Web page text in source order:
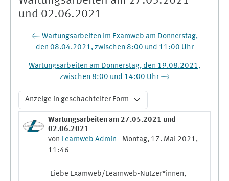
und 02.06.2021
← Wartungsarbeiten im Examweb am Donnerstag,
den 08.04.2021, zwischen 8:00 und 11:00 Uhr
Wartungsarbeiten am Donnerstag, den 19.08.2021,
zwischen 8:00 und 14:00 Uhr →
Anzeigemodus
Wartungsarbeiten am 27.05.2021 und
02.06.2021
von Learnweb Admin - Montag, 17. Mai 2021,
11:46
Anzahl Antworten: 0
Liebe Examweb/Learnweb-Nutzer*innen,